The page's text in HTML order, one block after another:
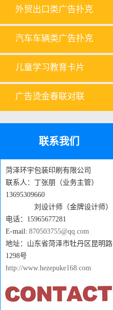
外贸出口类广告扑克
汽车车辆类广告扑克
儿童学习教育卡片
广告烫金春联对联
联系我们
菏泽环宇包装印刷有限公司
联系人：丁张朋（业务主管）
13695309660
刘设计师（金牌设计师）
电话：15965677281
E-mail: 870503755@qq.com
地址：山东省菏泽市牡丹区昆明路
1298号
http://www.hezepuke168.com